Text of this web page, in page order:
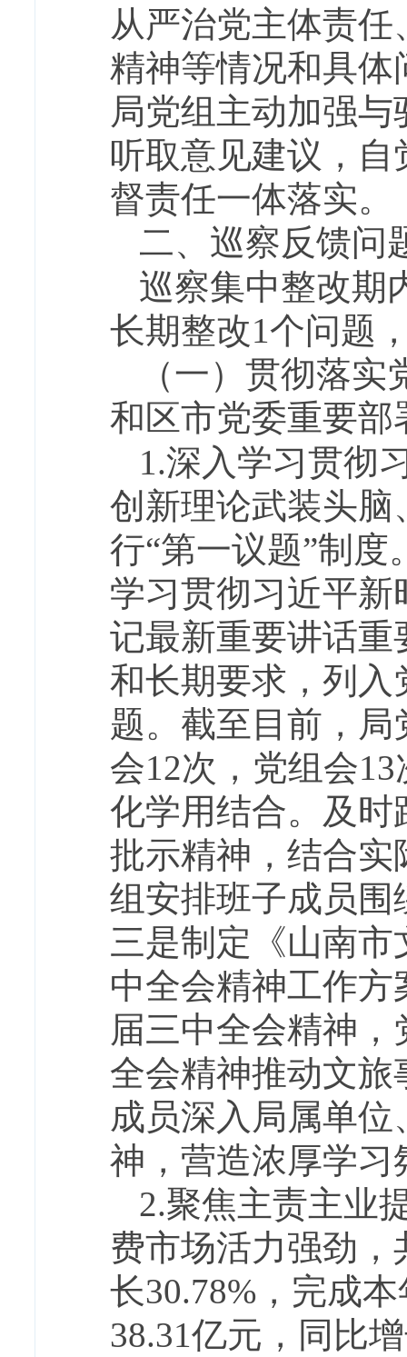
从严治党主体责
精神等情况和具
局党组主动加强
听取意见建议，
督责任一体落实。
二、巡察反馈问
巡察集中整改期
长期整改1个问题
（一）贯彻落
和区市党委重要部
1.深入学习贯彻
创新理论武装头
行“第一议题”制度
学习贯彻习近平
记最新重要讲话
和长期要求，列
题。截至目前，局
会12次，党组会
化学用结合。及
批示精神，结合
组安排班子成员围
三是制定《山南
中全会精神工作
届三中全会精神
全会精神推动文旅
成员深入局属单
神，营造浓厚学习
2.聚焦主责主业
费市场活力强劲，
长30.78%，完成
38.31亿元，同比